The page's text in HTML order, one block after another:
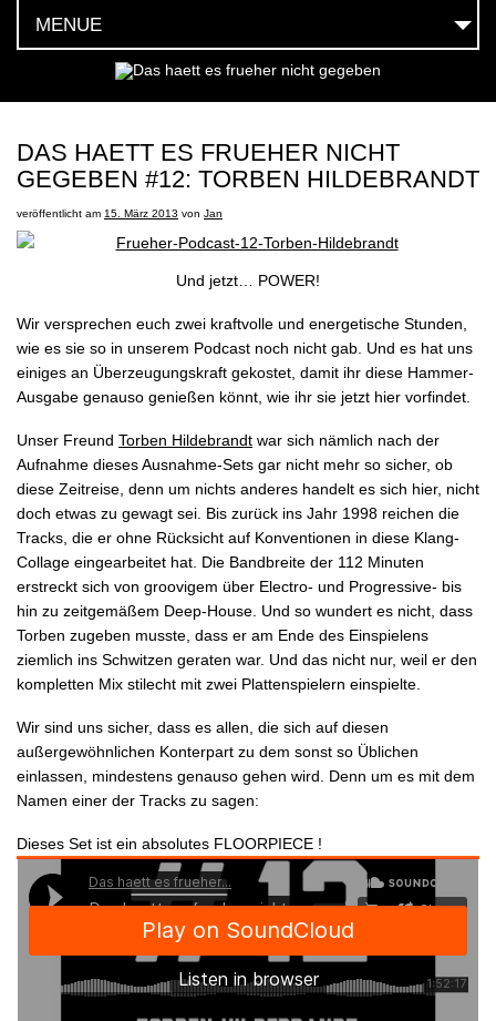
MENUE
HOEREN
FEIERN
HABEN
SOCIAL
TEAM
KONTAKT
IMPRESSUM
DISCLAIMER
DAS HAETT ES FRUEHER NICHT
GEGEBEN #12: TORBEN HILDEBRANDT
veröffentlicht am 15. März 2013 von Jan
Und jetzt… POWER!
Wir versprechen euch zwei kraftvolle und energetische Stunden,
wie es sie so in unserem Podcast noch nicht gab. Und es hat uns
einiges an Überzeugungskraft gekostet, damit ihr diese Hammer-
Ausgabe genauso genießen könnt, wie ihr sie jetzt hier vorfindet.
Unser Freund Torben Hildebrandt war sich nämlich nach der
Aufnahme dieses Ausnahme-Sets gar nicht mehr so sicher, ob
diese Zeitreise, denn um nichts anderes handelt es sich hier, nicht
doch etwas zu gewagt sei. Bis zurück ins Jahr 1998 reichen die
Tracks, die er ohne Rücksicht auf Konventionen in diese Klang-
Collage eingearbeitet hat. Die Bandbreite der 112 Minuten
erstreckt sich von groovigem über Electro- und Progressive- bis
hin zu zeitgemäßem Deep-House. Und so wundert es nicht, dass
Torben zugeben musste, dass er am Ende des Einspielens
ziemlich ins Schwitzen geraten war. Und das nicht nur, weil er den
kompletten Mix stilecht mit zwei Plattenspielern einspielte.
Wir sind uns sicher, dass es allen, die sich auf diesen
außergewöhnlichen Konterpart zu dem sonst so Üblichen
einlassen, mindestens genauso gehen wird. Denn um es mit dem
Namen einer der Tracks zu sagen:
Dieses Set ist ein absolutes FLOORPIECE !